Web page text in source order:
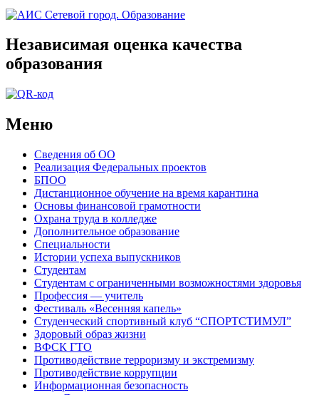
Независимая оценка качества
образования
Меню
Сведения об ОО
Реализация Федеральных проектов
БПОО
Дистанционное обучение на время карантина
Основы финансовой грамотности
Охрана труда в колледже
Дополнительное образование
Специальности
Истории успеха выпускников
Студентам
Студентам с ограниченными возможностями здоровья
Профессия — учитель
Фестиваль «Весенняя капель»
Студенческий спортивный клуб “СПОРТСТИМУЛ”
Здоровый образ жизни
ВФСК ГТО
Противодействие терроризму и экстремизму
Противодействие коррупции
Информационная безопасность